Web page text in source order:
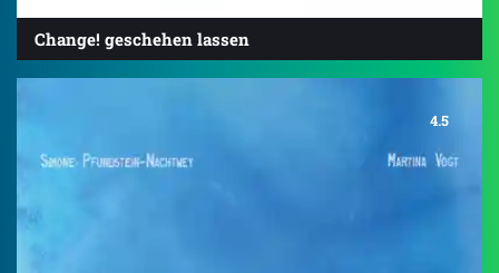
Change! geschehen lassen
4.5